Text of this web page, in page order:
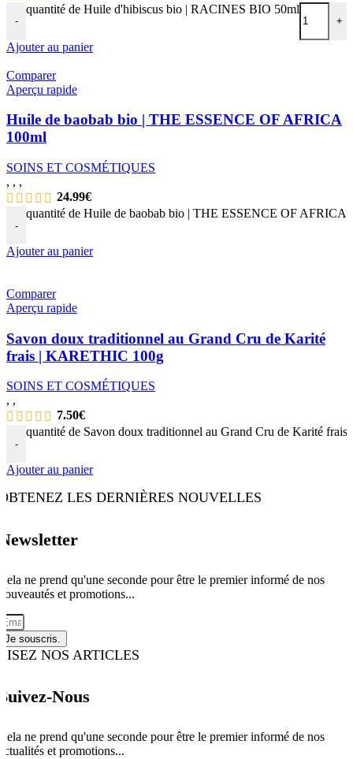
-
quantité de Huile d'hibiscus bio | RACINES BIO 50ml
+
Ajouter au panier
Comparer
Aperçu rapide
Huile de baobab bio | THE ESSENCE OF AFRICA
100ml
SOINS ET COSMÉTIQUES
, , ,
24.99€
-
quantité de Huile de baobab bio | THE ESSENCE OF AFRICA
Ajouter au panier
Comparer
Aperçu rapide
Savon doux traditionnel au Grand Cru de Karité
frais | KARETHIC 100g
SOINS ET COSMÉTIQUES
, ,
7.50€
-
quantité de Savon doux traditionnel au Grand Cru de Karité
Ajouter au panier
LES DERNIÈRES NOUVELLES
ne prend qu'une seconde pour être le premier informé de nos
et promotions...
Je souscris.
NOS ARTICLES
Nous
ne prend qu'une seconde pour être le premier informé de nos
et promotions...​